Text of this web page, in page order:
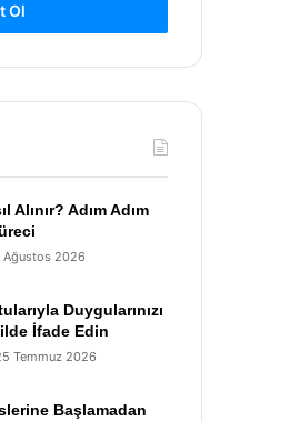
Ol
Alınır? Adım Adım
Ağustos 2026
Duygularınızı
İfade Edin
Temmuz 2026
Başlamadan